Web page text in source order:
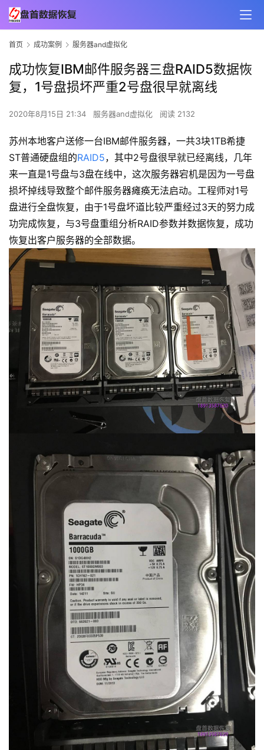
首页 成功案例 服务器and虚拟化
成功恢复IBM邮件服务器三盘RAID5数据恢
复，1号盘损坏严重2号盘很早就离线
2020年8月15日 21:34 服务器and虚拟化 阅读 2132
苏州本地客户送修一台IBM邮件服务器，一共3块1TB希捷
ST普通硬盘组的RAID5，其中2号盘很早就已经离线，几年
来一直是1号盘与3盘在线中，这次服务器宕机是因为一号盘
损坏掉线导致整个邮件服务器瘫痪无法启动。工程师对1号
盘进行全盘恢复，由于1号盘坏道比较严重经过3天的努力成
功完成恢复，与3号盘重组分析RAID参数并数据恢复，成功
恢复出客户服务器的全部数据。